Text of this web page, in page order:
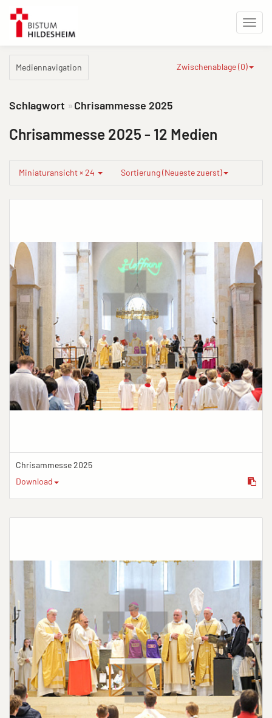
Mediennavigation Zwischenablage (0)
Schlagwort Chrisammesse 2025
Chrisammesse 2025 - 12 Medien
Miniaturansicht × 24 Sortierung (Neueste zuerst)
Chrisammesse 2025
Download